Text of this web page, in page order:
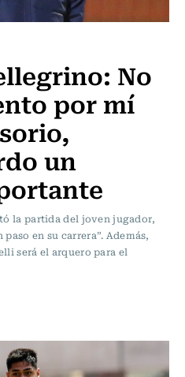
No
por mí
un
la partida del joven jugador,
en su carrera”. Además,
será el arquero para el